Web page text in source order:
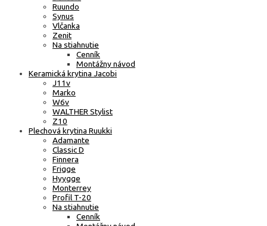
Ruundo
Synus
Vlčanka
Zenit
Na stiahnutie
Cenník
Montážny návod
Keramická krytina Jacobi
J11v
Marko
W6v
WALTHER Stylist
Z10
Plechová krytina Ruukki
Adamante
Classic D
Finnera
Frigge
Hyygge
Monterrey
Profil T-20
Na stiahnutie
Cenník